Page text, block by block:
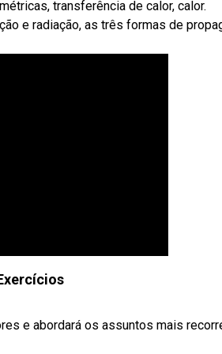
transferência de calor, calor.
e radiação, as três formas de
e abordará os assuntos mais